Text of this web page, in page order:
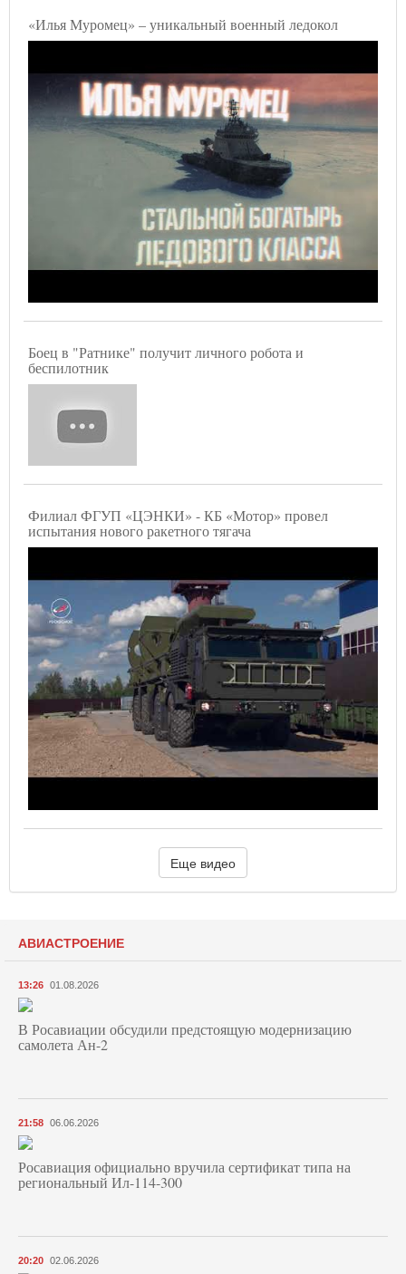
«Илья Муромец» – уникальный военный ледокол
Боец в "Ратнике" получит личного робота и
беспилотник
Филиал ФГУП «ЦЭНКИ» - КБ «Мотор» провел
испытания нового ракетного тягача
Еще видео
АВИАСТРОЕНИЕ
13:26 01.08.2026
В Росавиации обсудили предстоящую модернизацию
самолета Ан-2
21:58 06.06.2026
Росавиация официально вручила сертификат типа на
региональный Ил-114-300
20:20 02.06.2026